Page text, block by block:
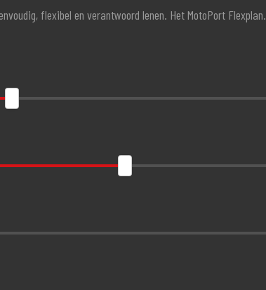
flexibel en verantwoord lenen. Het MotoPort Flexplan.